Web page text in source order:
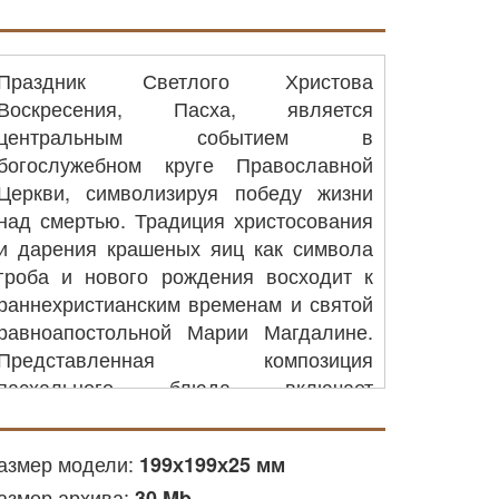
Светлого Христова
Пасха, является
событием в
круге Православной
символизируя победу жизни
смертью. Традиция христосования
дарения крашеных яиц как символа
и нового рождения восходит к
временам и святой
Марии Магдалине.
композиция
блюда включает
Воскресе», обрамляющие
модели: 199х199х25 мм